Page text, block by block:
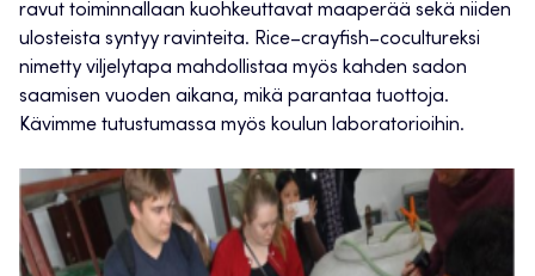
ravut toiminnallaan kuohkeuttavat maaperää sekä niiden
ulosteista syntyy ravinteita. Rice–crayfish–cocultureksi
nimetty viljelytapa mahdollistaa myös kahden sadon
saamisen vuoden aikana, mikä parantaa tuottoja.
Kävimme tutustumassa myös koulun laboratorioihin.